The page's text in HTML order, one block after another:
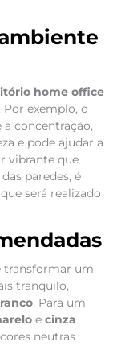
home office
exemplo, o
concentração,
e pode ajudar a
vibrante que
paredes, é
será realizado
transformar um
tranquilo,
. Para um
e cinza
neutras